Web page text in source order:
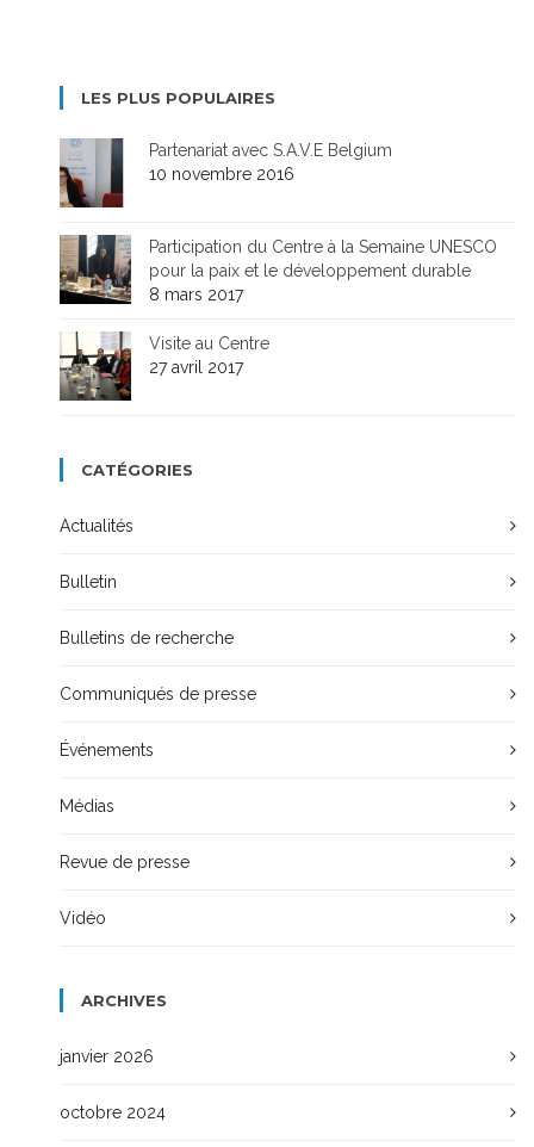
LES PLUS POPULAIRES
Partenariat avec S.A.V.E Belgium
10 novembre 2016
Participation du Centre à la Semaine UNESCO
pour la paix et le développement durable
8 mars 2017
Visite au Centre
27 avril 2017
CATÉGORIES
Actualités
Bulletin
Bulletins de recherche
Communiqués de presse
Événements
Médias
Revue de presse
Vidéo
ARCHIVES
janvier 2026
octobre 2024